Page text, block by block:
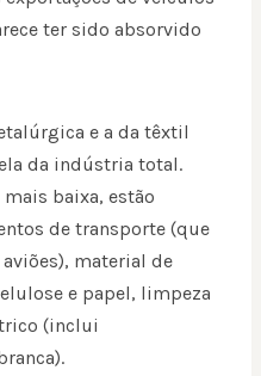
ter sido absorvido
e a da têxtil
da indústria total.
baixa, estão
de transporte (que
material de
e papel, limpeza
(inclui